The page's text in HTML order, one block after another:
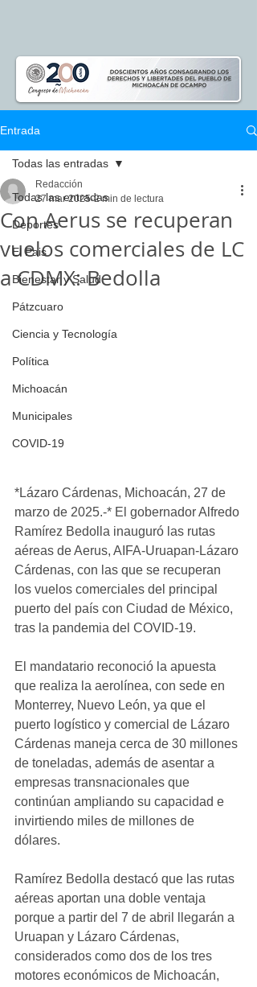
Entrada
Todas las entradas
Deportes
El Pais
Bienestar y Salud
Pátzcuaro
Ciencia y Tecnología
Política
Michoacán
Municipales
COVID-19
Todas las entradas
Con Aerus se recuperan
vuelos comerciales de LC
a CDMX: Bedolla
Redacción
27 mar 2025 2 min de lectura
*Lázaro Cárdenas, Michoacán, 27 de
marzo de 2025.-* El gobernador Alfredo
Ramírez Bedolla inauguró las rutas
aéreas de Aerus, AIFA-Uruapan-Lázaro
Cárdenas, con las que se recuperan
los vuelos comerciales del principal
puerto del país con Ciudad de México,
tras la pandemia del COVID-19.
El mandatario reconoció la apuesta
que realiza la aerolínea, con sede en
Monterrey, Nuevo León, ya que el
puerto logístico y comercial de Lázaro
Cárdenas maneja cerca de 30 millones
de toneladas, además de asentar a
empresas transnacionales que
continúan ampliando su capacidad e
invirtiendo miles de millones de
dólares.
Ramírez Bedolla destacó que las rutas
aéreas aportan una doble ventaja
porque a partir del 7 de abril llegarán a
Uruapan y Lázaro Cárdenas,
considerados como dos de los tres
motores económicos de Michoacán,